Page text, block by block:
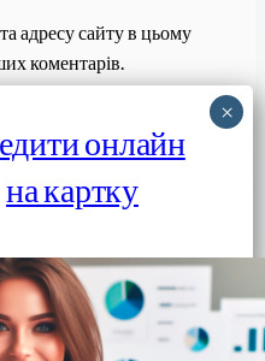
адресу сайту в цьому
коментарів.
Завантажити
онлайн
на картку